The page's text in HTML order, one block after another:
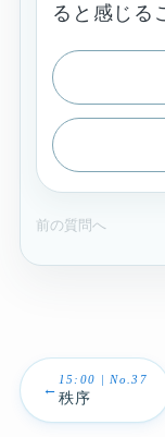
ると感じる
前の質問へ
←
15:00 | No.37
秩序